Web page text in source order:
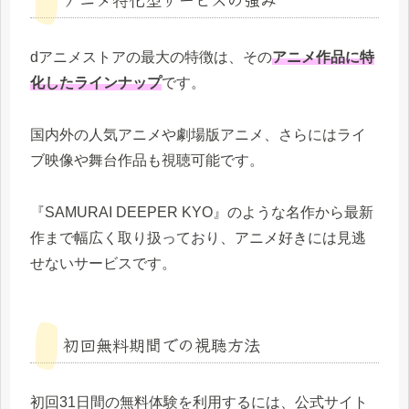
dアニメストアの最大の特徴は、そのアニメ作品に特
化したラインナップです。
国内外の人気アニメや劇場版アニメ、さらにはライ
ブ映像や舞台作品も視聴可能です。
『SAMURAI DEEPER KYO』のような名作から最新
作まで幅広く取り扱っており、アニメ好きには見逃
せないサービスです。
初回無料期間での視聴方法
初回31日間の無料体験を利用するには、公式サイト